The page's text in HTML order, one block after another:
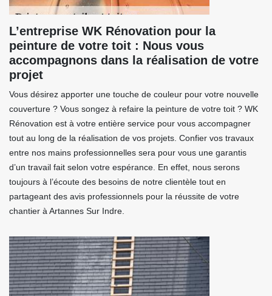
L’entreprise WK Rénovation pour la
peinture de votre toit : Nous vous
accompagnons dans la réalisation de votre
projet
Vous désirez apporter une touche de couleur pour votre nouvelle
couverture ? Vous songez à refaire la peinture de votre toit ? WK
Rénovation est à votre entière service pour vous accompagner
tout au long de la réalisation de vos projets. Confier vos travaux
entre nos mains professionnelles sera pour vous une garantis
d’un travail fait selon votre espérance. En effet, nous serons
toujours à l’écoute des besoins de notre clientèle tout en
partageant des avis professionnels pour la réussite de votre
chantier à Artannes Sur Indre.